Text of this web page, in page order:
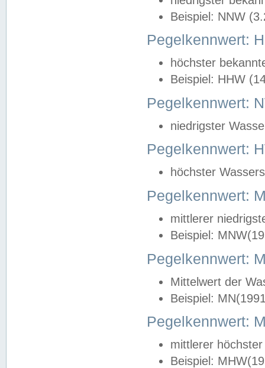
Beispiel: NNW
Pegelkennwert:
höchster
Beispiel: HHW
Pegelkennwert:
niedrigster
Pegelkennwert:
höchster
Pegelkennwert:
mittlerer
Beispiel:
Pegelkennwert:
Mittelwert der
Beispiel:
Pegelkennwert:
mittlerer
Beispiel: